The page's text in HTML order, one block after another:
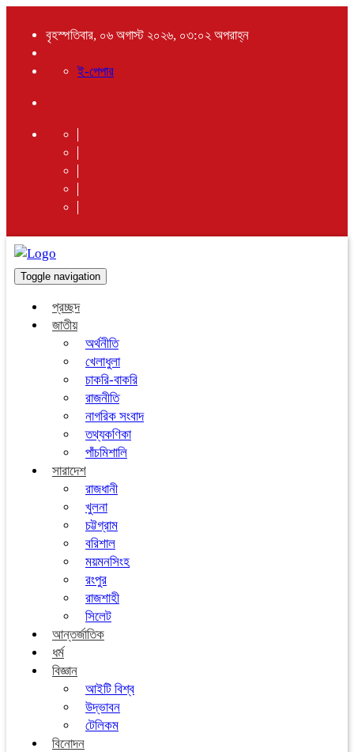
বৃহস্পতিবার, ০৬ অগাস্ট ২০২৬, ০৩:০২ অপরাহ্ন
ই-পেপার
Toggle navigation
প্রচ্ছদ
জাতীয়
অর্থনীতি
খেলাধুলা
চাকরি-বাকরি
রাজনীতি
নাগরিক সংবাদ
তথ্যকণিকা
পাঁচমিশালি
সারাদেশ
রাজধানী
খুলনা
চট্টগ্রাম
বরিশাল
ময়মনসিংহ
রংপুর
রাজশাহী
সিলেট
আন্তর্জাতিক
ধর্ম
বিজ্ঞান
আইটি বিশ্ব
উদ্ভাবন
টেলিকম
বিনোদন